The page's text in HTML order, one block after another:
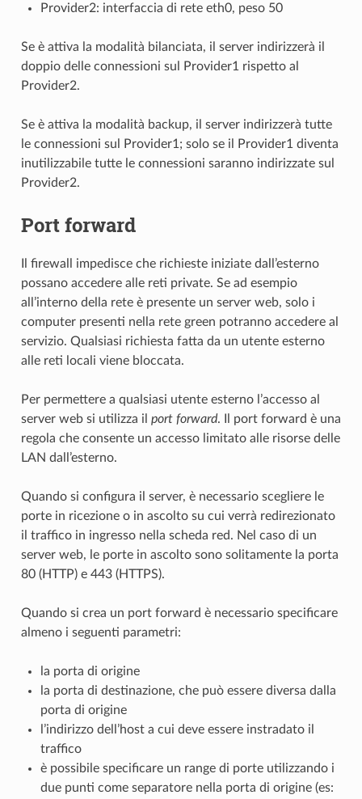
Provider2: interfaccia di rete eth0, peso 50
Se è attiva la modalità bilanciata, il server indirizzerà il
doppio delle connessioni sul Provider1 rispetto al
Provider2.
Se è attiva la modalità backup, il server indirizzerà tutte
le connessioni sul Provider1; solo se il Provider1 diventa
inutilizzabile tutte le connessioni saranno indirizzate sul
Provider2.
Port forward
Il firewall impedisce che richieste iniziate dall’esterno
possano accedere alle reti private. Se ad esempio
all’interno della rete è presente un server web, solo i
computer presenti nella rete green potranno accedere al
servizio. Qualsiasi richiesta fatta da un utente esterno
alle reti locali viene bloccata.
Per permettere a qualsiasi utente esterno l’accesso al
server web si utilizza il port forward. Il port forward è una
regola che consente un accesso limitato alle risorse delle
LAN dall’esterno.
Quando si configura il server, è necessario scegliere le
porte in ricezione o in ascolto su cui verrà redirezionato
il traffico in ingresso nella scheda red. Nel caso di un
server web, le porte in ascolto sono solitamente la porta
80 (HTTP) e 443 (HTTPS).
Quando si crea un port forward è necessario specificare
almeno i seguenti parametri:
la porta di origine
la porta di destinazione, che può essere diversa dalla
porta di origine
l’indirizzo dell’host a cui deve essere instradato il
traffico
è possibile specificare un range di porte utilizzando i
due punti come separatore nella porta di origine (es: